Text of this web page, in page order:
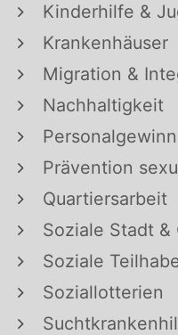
Kinderhilfe &
Krankenhäuser
Migration &
Nachhaltigkeit
Prävention
Quartiersarbeit
Soziale Stadt
Soziale
Soziallotterien